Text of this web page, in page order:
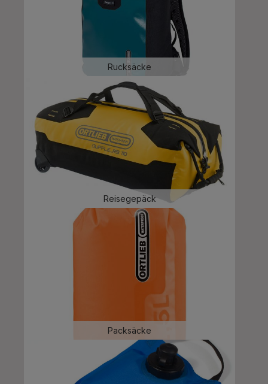
Rucksäcke
Reisegepäck
Packsäcke